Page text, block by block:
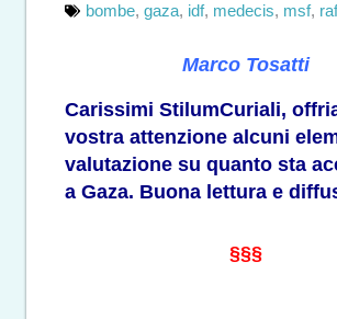
bombe, gaza, idf, medecis, msf,
Marco Tosatti
Carissimi StilumCuriali,
vostra attenzione alcuni
valutazione su quanto sta
a Gaza. Buona lettura e
§§§